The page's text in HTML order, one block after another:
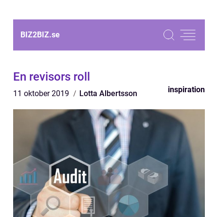
BIZ2BIZ.se
En revisors roll
11 oktober 2019 Lotta Albertsson inspiration